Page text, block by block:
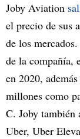
Joby Aviation
el precio de sus
de los
de la compañía,
en 2020,
millones como
C. Joby también
Uber, Uber